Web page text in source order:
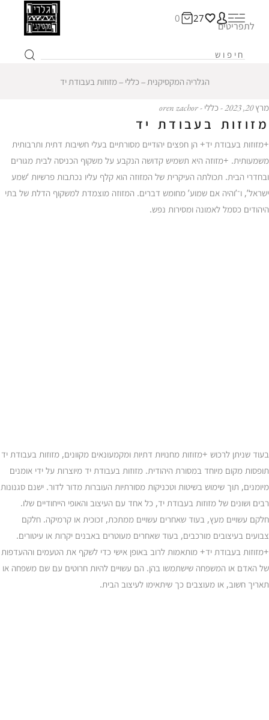
27
0
לתפריטים
הגלריה המקסיקנית ‒כללי ‒מזוזות בעבודת יד
מרץ 20, 2023 - כללי - oren zachor
מזוזות בעבודת יד
+מזוזות בעבודת יד+ הן חפצים יהודיים מסורתיים בעלי חשיבות דתית ותרבותית
משמעותית. +מזוזה היא תשמיש קדושה הנקבע על משקוף הכניסה לבית מגורים
ובחדרי הבית. תכולתה העיקרית של המזוזה הוא קלף עליו נכתבות פרשיות ‘שמע
ישראל’, ו־’והיה אם שמוע’ מחומש דברים. המזוזה מוצמדת למשקוף הדלת של בתי
היהודים כסמל לאמונה ומסירות נפש.
בעוד שניתן לרכוש +מזוזות מחנויות דתיות ומקמעונאים מקוונים, מזוזות בעבודת יד
תופסות מקום מיוחד במסורת היהודית. מזוזות בעבודת יד מיוצרות על ידי אומנים
מיומנים, תוך שימוש בשיטות וטכניקות מסורתיות העוברות מדור לדור. ישנם סגנונות
רבים ושונים של מזוזות בעבודת יד, כל אחד עם העיצוב והאופי הייחודיים שלו.
חלקם עשויים מעץ, בעוד שאחרים עשויים ממתכת, זכוכית או קרמיקה. חלקם
צבועים בעיצובים מורכבים, בעוד שאחרים מעוטרים באבנים יקרות או עיטורים.
+מזוזות בעבודת יד+ מותאמות לרוב באופן אישי כדי לשקף את הטעמים וההעדפות
של האדם או המשפחה שישתמשו בהן. הם עשויים להיות חרוטים עם שם משפחה או
תאריך חשוב, או מעוצבים כך שיתאימו לעיצוב הבית.